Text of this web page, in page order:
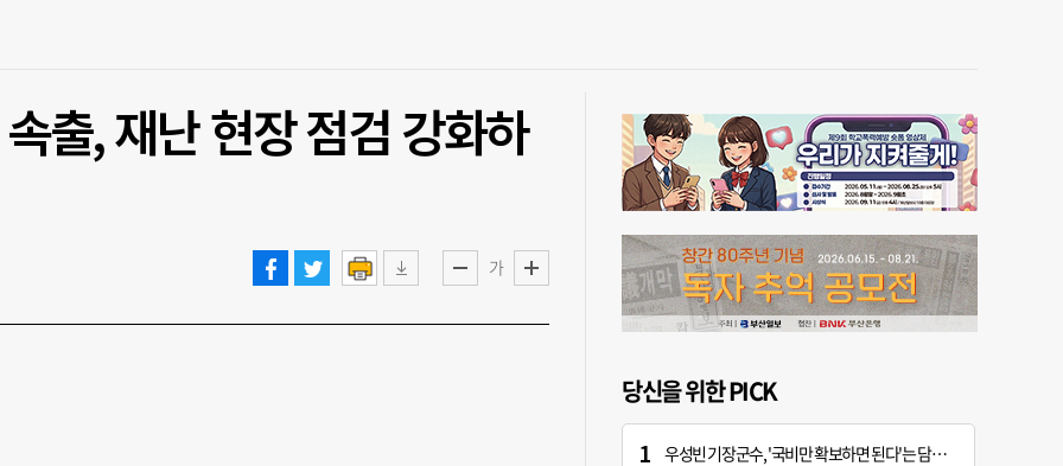
출, 재난 현장 점검 강화하
가
당신을 위한 PICK
우성빈 기장군수, '국비만 확보하면 된다'는 담당자에 "국비는 국민의 혈세" 지적